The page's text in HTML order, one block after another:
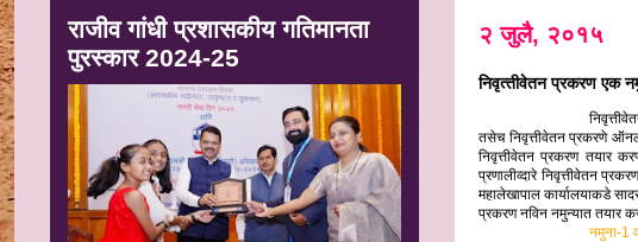
२ जुलै, २०१५
निवृत्‍तीवेतन प्रकरण एक
निवृत्तीवेतन प्रकरण
तसेच निवृत्तीवेतन प्रकरणे
निवृत्तीवेतन प्रकरण तयार
प्रणालीव्दारे निवृत्तीवेतन
महालेखापाल कार्यालयाकडे
प्रकरण नविन नमुन्‍यात तयार
नमुना-1
राजीव गांधी प्रशासकीय गतिमानता
पुरस्कार 2024-25